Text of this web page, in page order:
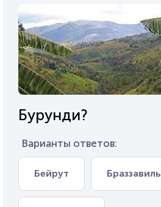
Бурунди?
Варианты ответов:
Бейрут Браззавиль